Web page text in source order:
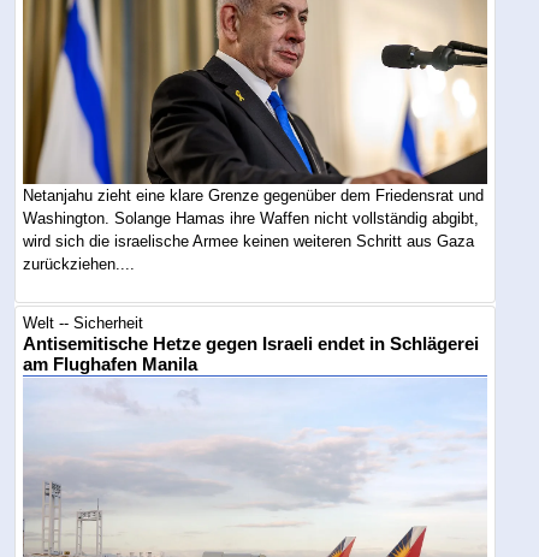
Netanjahu zieht eine klare Grenze gegenüber dem Friedensrat und
Washington. Solange Hamas ihre Waffen nicht vollständig abgibt,
wird sich die israelische Armee keinen weiteren Schritt aus Gaza
zurückziehen....
Welt -- Sicherheit
Antisemitische Hetze gegen Israeli endet in Schlägerei
am Flughafen Manila